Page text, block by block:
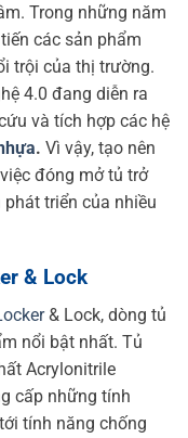
Trong những năm
các sản phẩm
trội của thị trường.
4.0 đang diễn ra
và tích hợp các hệ
. Vì vậy, tạo nên
đóng mở tủ trở
triển của nhiều
& Lock
& Lock, dòng tủ
nổi bật nhất. Tủ
Acrylonitrile
cấp những tính
tính năng chống